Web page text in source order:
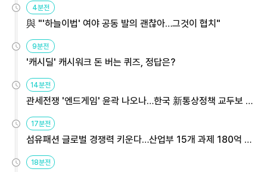
4분전
與 "'하늘이법' 여야 공동 발의 괜찮아…그것이 협치"
9분전
'캐시딜' 캐시워크 돈 버는 퀴즈, 정답은?
14분전
관세전쟁 '엔드게임' 윤곽 나오나…한국 新통상정책 교두보 활
용해야
17분전
섬유패션 글로벌 경쟁력 키운다…산업부 15개 과제 180억 지
원
18분전